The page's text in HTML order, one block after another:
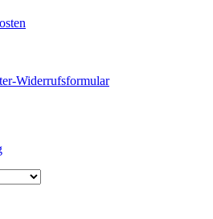
Widerrufsformular